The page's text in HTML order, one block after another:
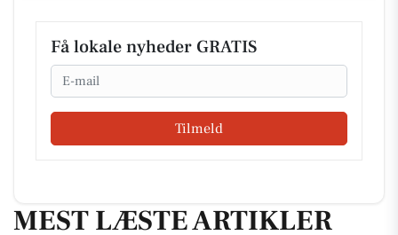
Få lokale nyheder GRATIS
Email
Tilmeld
MEST LÆSTE ARTIKLER